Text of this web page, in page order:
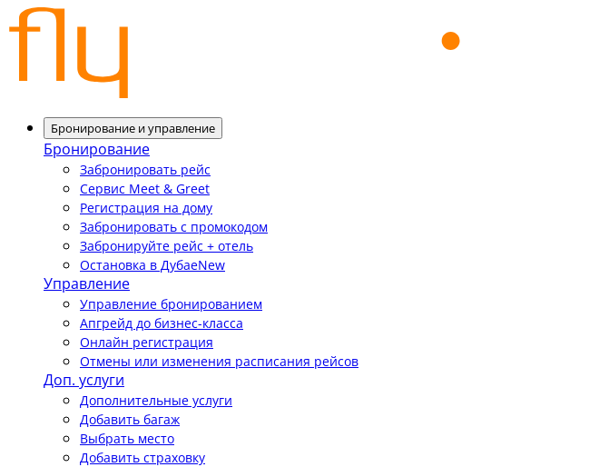
Бронирование и управление
Бронирование
Забронировать рейс
Сервис Meet & Greet
Регистрация на дому
Забронировать с промокодом
Забронируйте рейс + отель
Остановка в ДубаеNew
Управление
Управление бронированием
Апгрейд до бизнес-класса
Онлайн регистрация
Отмены или изменения расписания рейсов
Доп. услуги
Дополнительные услуги
Добавить багаж
Выбрать место
Добавить страховку